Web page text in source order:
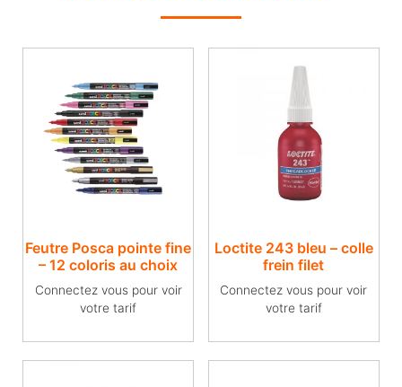
Feutre Posca pointe fine
– 12 coloris au choix
Connectez vous pour voir
votre tarif
Loctite 243 bleu – colle
frein filet
Connectez vous pour voir
votre tarif